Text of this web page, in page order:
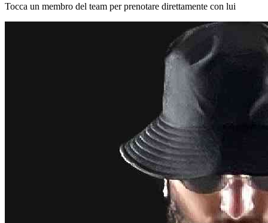
Tocca un membro del team per prenotare direttamente con lui